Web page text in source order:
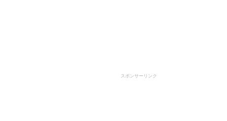
スポンサーリンク